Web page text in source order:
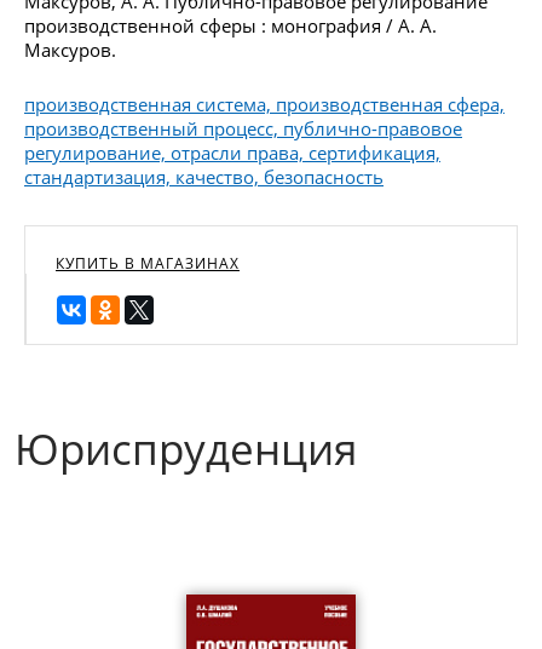
производственной сферы : монография / А. А.
Максуров.
производственная система, производственная сфера,
производственный процесс, публично-правовое
регулирование, отрасли права, сертификация,
стандартизация, качество, безопасность
КУПИТЬ В МАГАЗИНАХ
Юриспруденция